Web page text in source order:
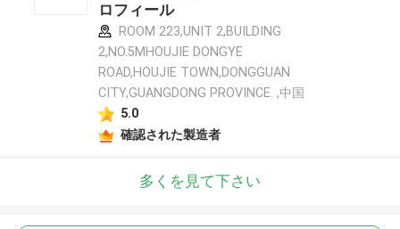
ロフィール
ROOM 223,UNIT 2,BUILDING
2,NO.5MHOUJIE DONGYE
ROAD,HOUJIE TOWN,DONGGUAN
CITY,GUANGDONG PROVINCE. ,中国
5.0
確認された製造者
多くを見て下さい